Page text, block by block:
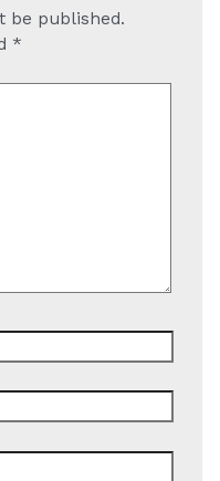
be published.
*